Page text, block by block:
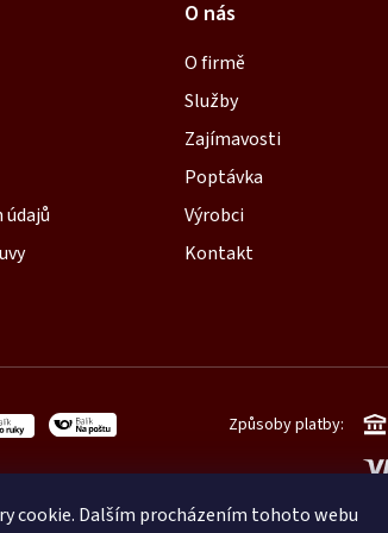
cookie. Dalším procházením tohoto webu
údajů
O nás
O firmě
Služby
Zajímavosti
Poptávka
Výrobci
Kontakt
Způsoby platby: